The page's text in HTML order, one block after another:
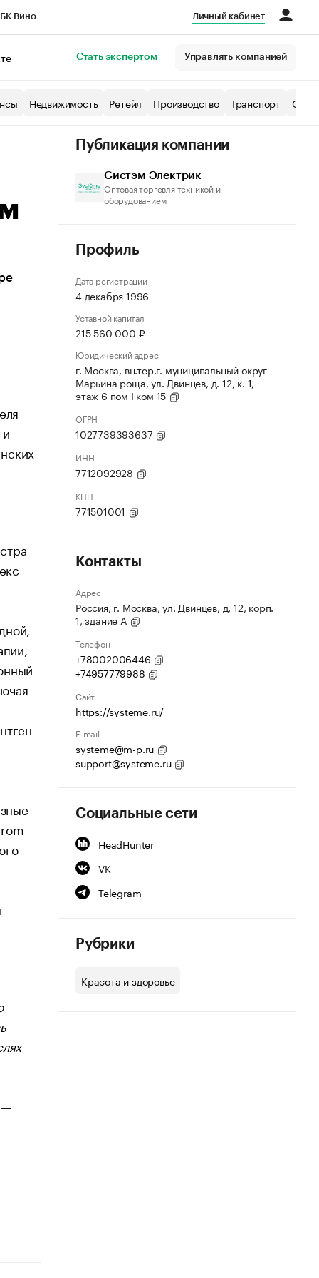
Вино Личный кабинет
Стать экспертом Управлять компанией
Недвижимость Ретейл Производство Транспорт
Публикация компании
Систэм Электрик
Оптовая торговля техникой и
оборудованием
Профиль
Дата регистрации
4 декабря 1996
Уставной капитал
215 560 000 ₽
Юридический адрес
г. Москва, вн.тер.г. муниципальный округ
Марьина роща, ул. Двинцев, д. 12, к. 1,
этаж 6 пом I ком 15
ОГРН
1027739393637
ИНН
7712092928
КПП
771501001
Контакты
Адрес
Россия, г. Москва, ул. Двинцев, д. 12, корп.
1, здание А
Телефон
+78002006446
+74957779988
Сайт
https://systeme.ru/
E-mail
systeme@m-p.ru
support@systeme.ru
Социальные сети
HeadHunter
VK
Telegram
Рубрики
Красота и здоровье